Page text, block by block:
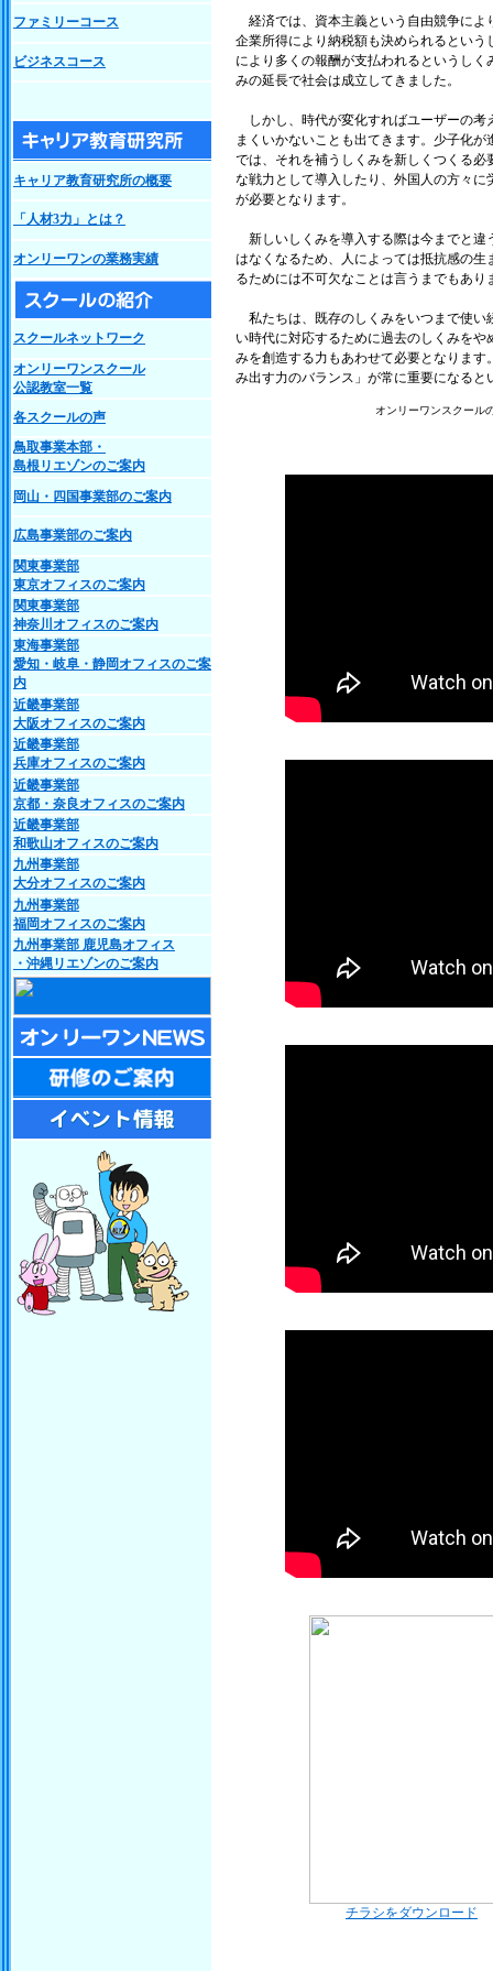
経済では、資本主義という自由競争によ
企業所得により納税額も決められるとい
により多くの報酬が支払われるというし
みの延長で社会は成立してきました。
しかし、時代が変化すればユーザーの考
まくいかないことも出てきます。少子化
では、それを補うしくみを新しくつくる
な戦力として導入したり、外国人の方々
が必要となります。
新しいしくみを導入する際は今までと違
はなくなるため、人によっては抵抗感の
るためには不可欠なことは言うまでもあり
私たちは、既存のしくみをいつまで使い
い時代に対応するために過去のしくみを
みを創造する力もあわせて必要となりま
み出す力のバランス」が常に重要になると
オンリーワンスクール
チラシをダウンロード
ファミリーコース
ビジネスコース
キャリア教育研究所の概要
「人材3力」とは？
オンリーワンの業務実績
スクールネットワーク
オンリーワンスクール
公認教室一覧
各スクールの声
鳥取事業本部・
島根リエゾンのご案内
岡山・四国事業部のご案内
広島事業部のご案内
関東事業部
東京オフィスのご案内
関東事業部
神奈川オフィスのご案内
東海事業部
愛知・岐阜・静岡オフィスのご案
内
近畿事業部
大阪オフィスのご案内
近畿事業部
兵庫オフィスのご案内
近畿事業部
京都・奈良オフィスのご案内
近畿事業部
和歌山オフィスのご案内
九州事業部
大分オフィスのご案内
九州事業部
福岡オフィスのご案内
九州事業部 鹿児島オフィス
・沖縄リエゾンのご案内